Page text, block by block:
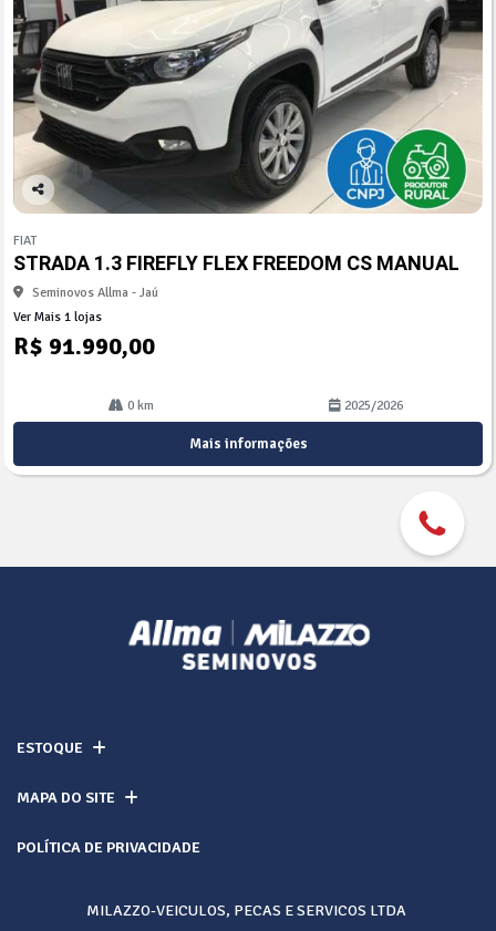
Co
arti
lhe
FIAT
STRADA 1.3 FIREFLY FLEX FREEDOM CS MANUAL
Seminovos Allma - Jaú
Ver Mais 1 lojas
R$ 91.990,00
0 km 2025/2026
Mais informações
ESTOQUE
MAPA DO SITE
POLÍTICA DE PRIVACIDADE
MILAZZO-VEICULOS, PECAS E SERVICOS LTDA